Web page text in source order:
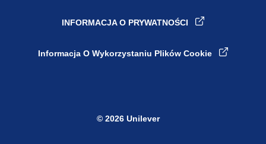
INFORMACJA O PRYWATNOŚCI
Ustawienia plików cookie